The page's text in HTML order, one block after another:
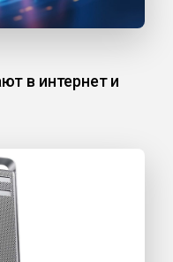
в интернет и